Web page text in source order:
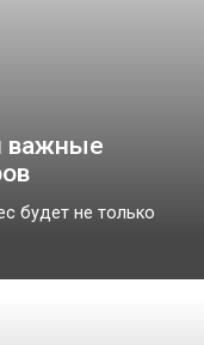
важные
будет не только